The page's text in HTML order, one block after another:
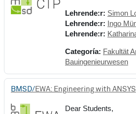
Lehrende:r: Simon
Lehrende:r:
Ingo
Lehrende:r:
Categoría: Fakultät
Bauingenieurwesen
BMSD/EWA: Engineering with
Dear Students,